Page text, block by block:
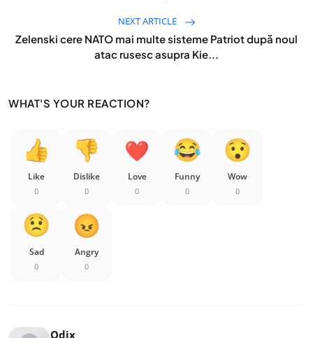
NEXT ARTICLE
Zelenski cere NATO mai multe sisteme Patriot după noul
atac rusesc asupra Kie...
WHAT'S YOUR REACTION?
Like
0
Dislike
0
Love
0
Funny
0
Wow
0
Sad
0
Angry
0
Odix